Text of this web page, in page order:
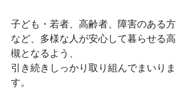
子ども・若者、高齢者、障害のある方
など、多様な人が安心して暮らせる高
槻となるよう、
引き続きしっかり取り組んでまいりま
す。